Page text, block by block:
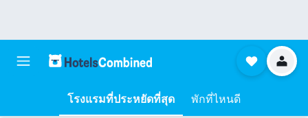
โรงแรมที่ประหยัดที่สุด พักที่ไหนดี